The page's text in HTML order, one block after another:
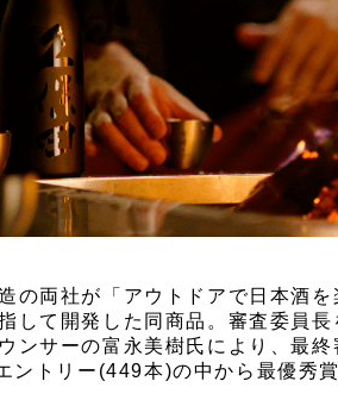
の両社が「アウトドアで日本酒
して開発した同商品。審査委員
ンサーの富永美樹氏により、最
ントリー(449本)の中から最優秀